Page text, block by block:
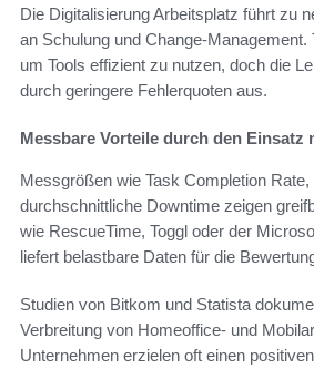
Die Digitalisierung Arbeitsplatz führt zu
an Schulung und Change-Management.
um Tools effizient zu nutzen, doch die
durch geringere Fehlerquoten aus.
Messbare Vorteile durch den Einsatz
Messgrößen wie Task Completion Rate,
durchschnittliche Downtime zeigen
wie RescueTime, Toggl oder der
liefert belastbare Daten für die
Studien von Bitkom und Statista
Verbreitung von Homeoffice- und
Unternehmen erzielen oft einen